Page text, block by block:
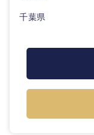
千葉県